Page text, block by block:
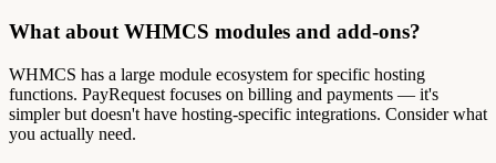
What about WHMCS modules and add-ons?
WHMCS has a large module ecosystem for specific hosting
functions. PayRequest focuses on billing and payments — it's
simpler but doesn't have hosting-specific integrations. Consider what
you actually need.